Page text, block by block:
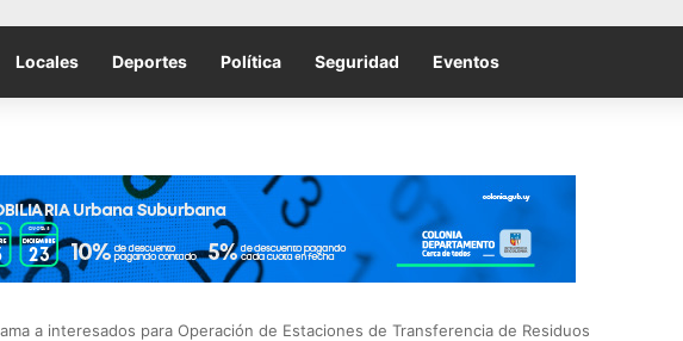
Locales Deportes Política Seguridad Eventos
a interesados para Operación de Estaciones de Transferencia de Residuos